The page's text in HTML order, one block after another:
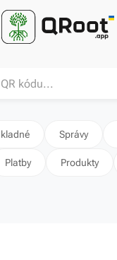
Správy
Platby Produkty